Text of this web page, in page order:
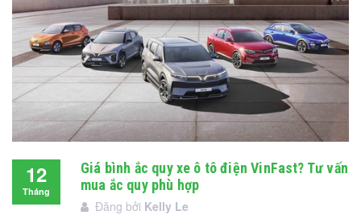
12
Tháng
Giá bình ắc quy xe ô tô điện VinFast? Tư vấn
mua ắc quy phù hợp
Đăng bởi Kelly Le